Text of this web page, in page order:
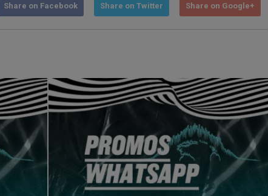
Share on Facebook Share on Twitter Share on Google+